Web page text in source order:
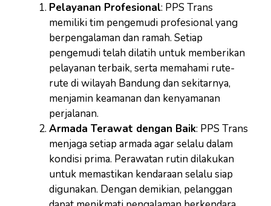
Pelayanan Profesional: PPS Trans
memiliki tim pengemudi profesional yang
berpengalaman dan ramah. Setiap
pengemudi telah dilatih untuk memberikan
pelayanan terbaik, serta memahami rute-
rute di wilayah Bandung dan sekitarnya,
menjamin keamanan dan kenyamanan
perjalanan.
Armada Terawat dengan Baik: PPS Trans
menjaga setiap armada agar selalu dalam
kondisi prima. Perawatan rutin dilakukan
untuk memastikan kendaraan selalu siap
digunakan. Dengan demikian, pelanggan